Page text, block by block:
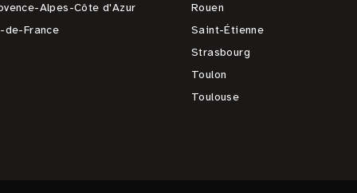
Alpes-Côte d'Azur
de-France
Rouen
Saint-Étienne
Strasbourg
Toulon
Toulouse